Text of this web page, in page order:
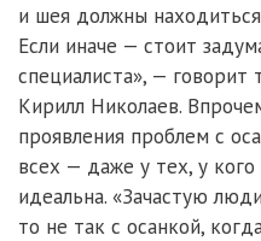
и шея должны
Если иначе — стоит
специалиста», — говорит
Кирилл Николаев.
проявления проблем с
всех — даже у тех, у
идеальна. «Зачастую
то не так с осанкой,